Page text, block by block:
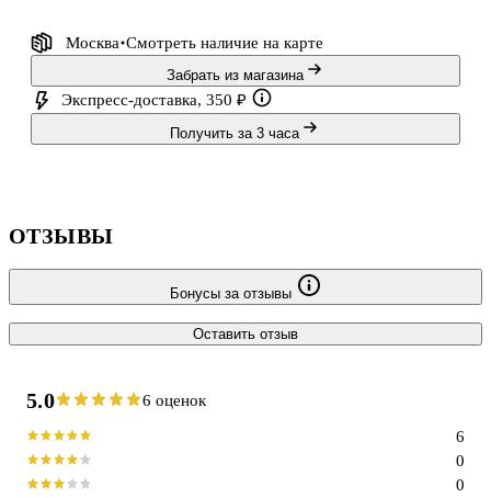
Москва Смотреть наличие на карте
Забрать из магазина
Экспресс-доставка, 350 ₽
Получить за 3 часа
ОТЗЫВЫ
Бонусы за отзывы
Оставить отзыв
5.0 6 оценок
0
0
6